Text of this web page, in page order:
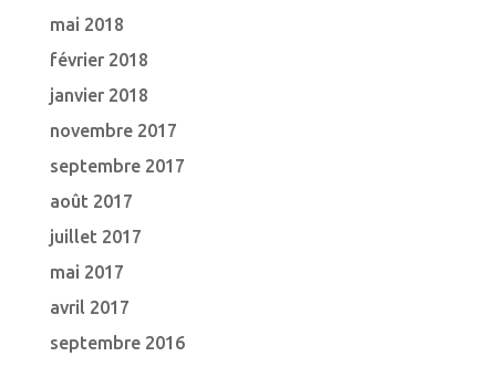
mai 2018
février 2018
janvier 2018
novembre 2017
septembre 2017
août 2017
juillet 2017
mai 2017
avril 2017
septembre 2016